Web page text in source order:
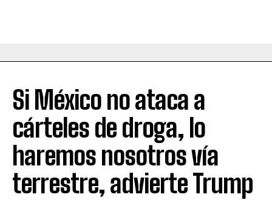
Si México no ataca a
cárteles de droga, lo
haremos nosotros vía
terrestre, advierte Trump